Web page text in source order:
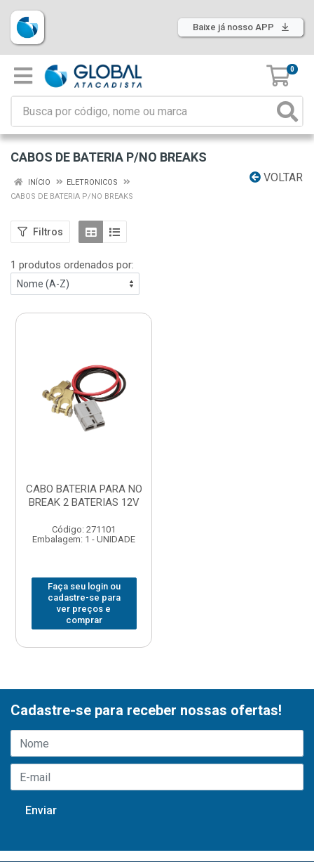
Baixe já nosso APP
0
CABOS DE BATERIA P/NO BREAKS
VOLTAR
INÍCIO
ELETRONICOS
CABOS DE BATERIA P/NO BREAKS
Filtros
1 produtos ordenados por:
CABO BATERIA PARA NO
BREAK 2 BATERIAS 12V
Código: 271101
Embalagem: 1 - UNIDADE
Faça seu login ou
cadastre-se para
ver preços e
comprar
Cadastre-se para receber nossas ofertas!